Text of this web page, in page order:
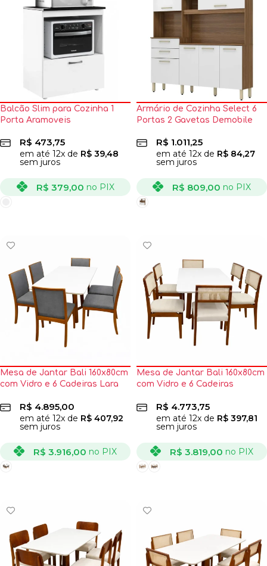
Balcão Slim para Cozinha 1
Porta Aramoveis
R$ 473,75
em até 12x de R$ 39,48
sem juros
R$ 379,00 no PIX
Armário de Cozinha Select 6
Portas 2 Gavetas Demobile
R$ 1.011,25
em até 12x de R$ 84,27
sem juros
R$ 809,00 no PIX
Mesa de Jantar Bali 160x80cm
com Vidro e 6 Cadeiras Lara
Minas Plac
R$ 4.895,00
em até 12x de R$ 407,92
sem juros
R$ 3.916,00 no PIX
Mesa de Jantar Bali 160x80cm
com Vidro e 6 Cadeiras
Minas Plac
R$ 4.773,75
em até 12x de R$ 397,81
sem juros
R$ 3.819,00 no PIX